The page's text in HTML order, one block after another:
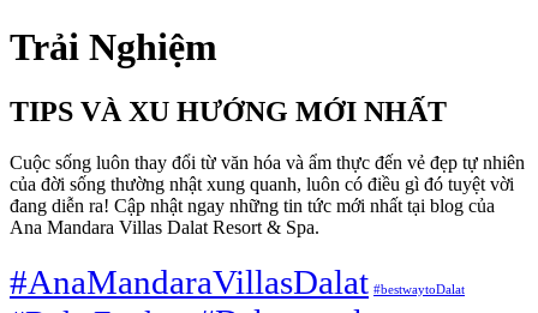
Trải Nghiệm
TIPS VÀ XU HƯỚNG MỚI NHẤT
Cuộc sống luôn thay đổi từ văn hóa và ẩm thực đến vẻ đẹp tự nhiên
của đời sống thường nhật xung quanh, luôn có điều gì đó tuyệt vời
đang diễn ra! Cập nhật ngay những tin tức mới nhất tại blog của
Ana Mandara Villas Dalat Resort & Spa.
#AnaMandaraVillasDalat #bestwaytoDalat